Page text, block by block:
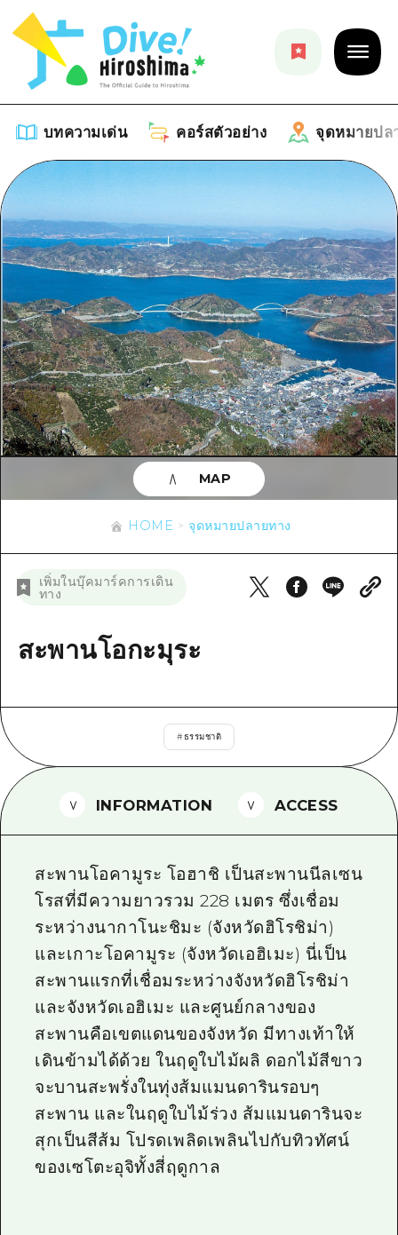
บทความเด่น คอร์สตัวอย่าง จุดหมายปล
รายการ
คำแนะนำ
ศิลปะ
งานอีเว้นท์ / เทศกาล
อาหารรสเลิศ / สุรา
การปั่นจักรยาน
ช้อปปิ้ง
กีฬา
สถานบันเทิงยามค่ำคืน
มาตรฐาน
การรักษา
ธรรมชาติ
คอร์สตัวอย่าง
รายการ
คู่มือ Dive! Hiroshima
ฮิโรชิม่า โมชิ โมชิ ทราเวล
บริเวณรอบเมืองฮิโรชิม่า
อากิ
บิงโก
บริเวณรอบๆ มิยาจิมะ
จุดหมายปลายทาง
รายการ
บริเวณรอบเมืองฮิโรชิม่า
อากิ
บิงโก
บิโฮคุ
เกโฮคุ
ชิมาเนะ
อีเว้นท์
ข้อมูลตามฤดูกาล
ข้อมูลที่เป็นประโยชน์
รายการ
เข้าถึงเข้าถึง
สรุปการจราจรรอง
ตั๋วเที่ยวคุ้มค่าตั๋วเที่ยวคุ้มค่า
ฮิโรชิม่า ฟรี Wi-Fi
คำถามที่พบบ่อย
ดาวน์โหลดรูปภาพ
ข้อมูลการขนส่งระหว่างเกิดภัยพิบัติ
ข่าว
HOME จุดหมายปลายทาง
เพิ่มในบุ๊คมาร์คการเดิน
ทาง
สะพานโอกะมุระ
#ธรรมชาติ
MAP
INFORMATION ACCESS
สะพานโอคามูระ โอฮาชิ เป็นสะพานนีลเซน
โรสที่มีความยาวรวม 228 เมตร ซึ่งเชื่อม
ระหว่างนากาโนะชิมะ (จังหวัดฮิโรชิม่า)
และเกาะโอคามูระ (จังหวัดเอฮิเมะ) นี่เป็น
สะพานแรกที่เชื่อมระหว่างจังหวัดฮิโรชิม่า
และจังหวัดเอฮิเมะ และศูนย์กลางของ
สะพานคือเขตแดนของจังหวัด มีทางเท้าให้
เดินข้ามได้ด้วย ในฤดูใบไม้ผลิ ดอกไม้สีขาว
จะบานสะพรั่งในทุ่งส้มแมนดารินรอบๆ
สะพาน และในฤดูใบไม้ร่วง ส้มแมนดารินจะ
สุกเป็นสีส้ม โปรดเพลิดเพลินไปกับทิวทัศน์
ของเซโตะอุจิทั้งสี่ฤดูกาล